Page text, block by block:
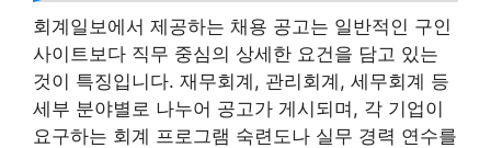
회계일보에서 제공하는 채용 공고는 일반적인 구인
사이트보다 직무 중심의 상세한 요건을 담고 있는
것이 특징입니다. 재무회계, 관리회계, 세무회계 등
세부 분야별로 나누어 공고가 게시되며, 각 기업이
요구하는 회계 프로그램 숙련도나 실무 경력 연수를